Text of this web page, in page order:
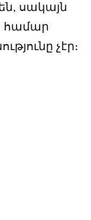
սակայն
համար
չէր։